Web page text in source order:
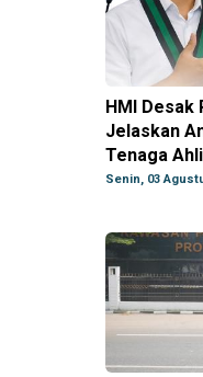
HMI
Jelaskan
Tenaga
Senin, 03